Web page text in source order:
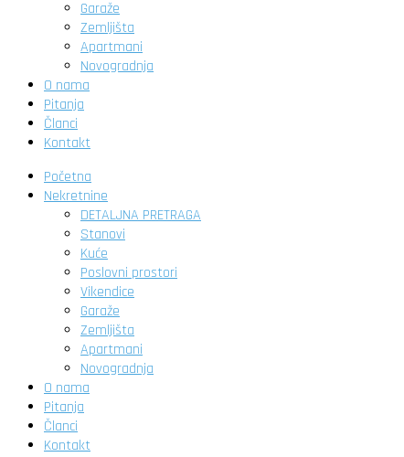
Garaže
Zemljišta
Apartmani
Novogradnja
O nama
Pitanja
Članci
Kontakt
Početna
Nekretnine
DETALJNA PRETRAGA
Stanovi
Kuće
Poslovni prostori
Vikendice
Garaže
Zemljišta
Apartmani
Novogradnja
O nama
Pitanja
Članci
Kontakt